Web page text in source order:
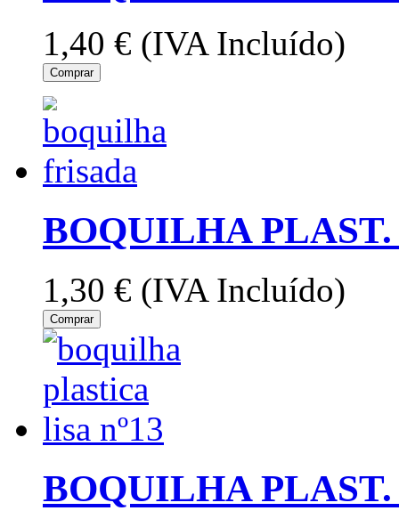
1,40 € (IVA Incluído)
Comprar
BOQUILHA
1,30 € (IVA Incluído)
Comprar
BOQUILHA